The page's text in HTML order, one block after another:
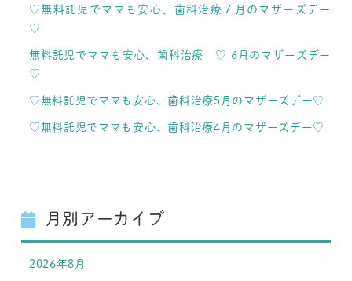
♡無料託児でママも安心、歯科治療７月のマザーズデー
♡
無料託児でママも安心、歯科治療 ♡ 6月のマザーズデー
♡
♡無料託児でママも安心、歯科治療5月のマザーズデー♡
♡無料託児でママも安心、歯科治療4月のマザーズデー♡
月別アーカイブ
2026年8月